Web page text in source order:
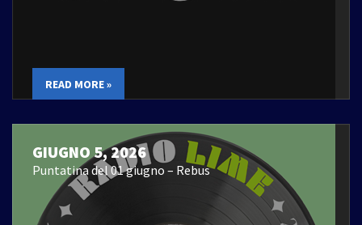
READ MORE »
GIUGNO 5, 2026
Puntatina del 01 giugno – Rebus